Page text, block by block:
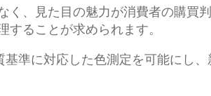
、見た目の魅力が消費者の購買
ることが求められます。
準に対応した色測定を可能にし